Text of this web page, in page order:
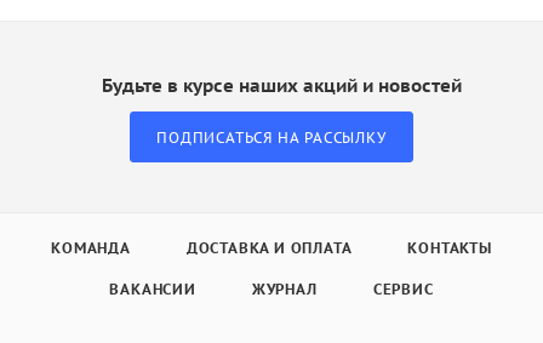
Будьте в курсе наших акций и новостей
ПОДПИСАТЬСЯ НА РАССЫЛКУ
КОМАНДА ДОСТАВКА И ОПЛАТА КОНТАКТЫ
ВАКАНСИИ ЖУРНАЛ СЕРВИС